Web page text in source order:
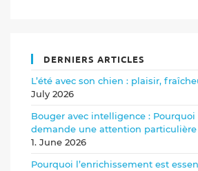
DERNIERS ARTICLES
L’été avec son chien : plaisir,
July 2026
Bouger avec intelligence : Pourquoi
demande une attention
1. June 2026
Pourquoi l’enrichissement est